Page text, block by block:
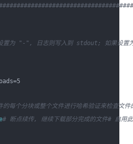
置为 "-", 日志则写入到 stdout; 如果设置
的每个分块或整个文件进行哈希验证来检查文件
# 断点续传, 继续下载部分完成的文件# 启用